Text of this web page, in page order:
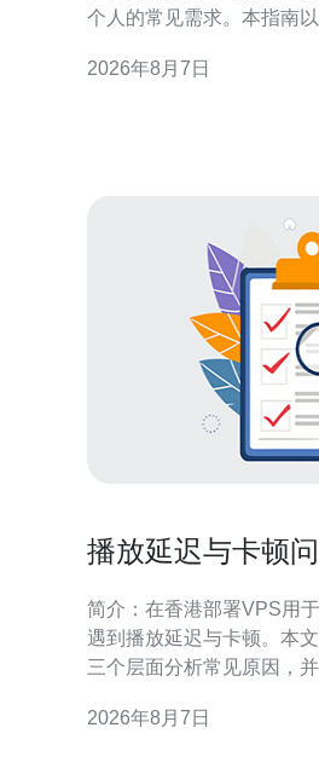
个人的常见需求。本指南
间内完成环境部署与基础
2026年8月7日
播放延迟与卡顿
简介：在香港部署VPS用
遇到播放延迟与卡顿。本
三个层面分析常见原因，
延迟与卡顿 播放延迟与卡
2026年8月7日